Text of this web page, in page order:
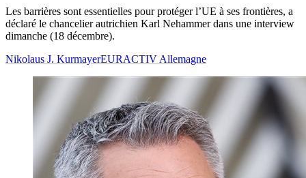
Les barrières sont essentielles pour protéger l’UE à ses frontières, a
déclaré le chancelier autrichien Karl Nehammer dans une interview
dimanche (18 décembre).
Nikolaus J. KurmayerEURACTIV Allemagne